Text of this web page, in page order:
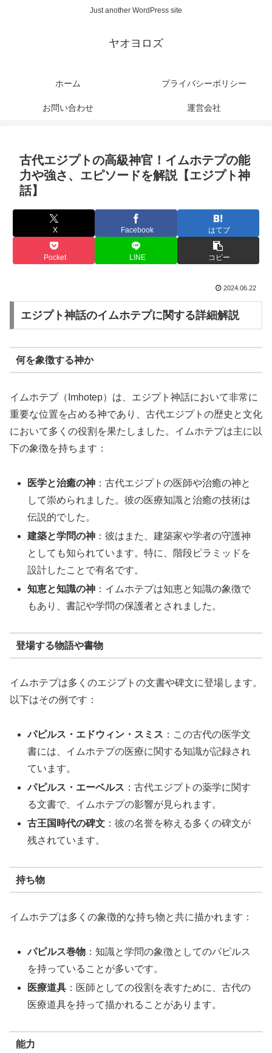
Just another WordPress site
ヤオヨロズ
ホーム プライバシーポリシー
お問い合わせ 運営会社
古代エジプトの高級神官！イムホテプの能
力や強さ、エピソードを解説【エジプト神
話】
X Facebook はてブ
Pocket LINE コピー
2024.06.22
エジプト神話のイムホテプに関する詳細解説
何を象徴する神か
イムホテプ（Imhotep）は、エジプト神話において非常に
重要な位置を占める神であり、古代エジプトの歴史と文化
において多くの役割を果たしました。イムホテプは主に以
下の象徴を持ちます：
医学と治癒の神 ：古代エジプトの医師や治癒の神と
して崇められました。彼の医療知識と治癒の技術は
伝説的でした。
建築と学問の神 ：彼はまた、建築家や学者の守護神
としても知られています。特に、階段ピラミッドを
設計したことで有名です。
知恵と知識の神 ：イムホテプは知恵と知識の象徴で
もあり、書記や学問の保護者とされました。
登場する物語や書物
イムホテプは多くのエジプトの文書や碑文に登場します。
以下はその例です：
パピルス・エドウィン・スミス ：この古代の医学文
書には、イムホテプの医療に関する知識が記録され
ています。
パピルス・エーベルス ：古代エジプトの薬学に関す
る文書で、イムホテプの影響が見られます。
古王国時代の碑文 ：彼の名誉を称える多くの碑文が
残されています。
持ち物
イムホテプは多くの象徴的な持ち物と共に描かれます：
パピルス巻物 ：知識と学問の象徴としてのパピルス
を持っていることが多いです。
医療道具 ：医師としての役割を表すために、古代の
医療道具を持って描かれることがあります。
能力